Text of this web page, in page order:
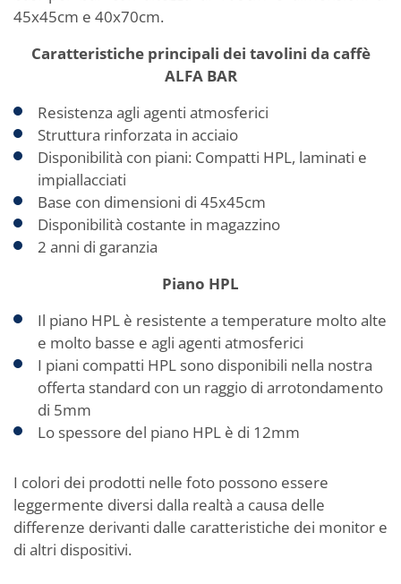
45x45cm e 40x70cm.
Caratteristiche principali dei tavolini da caffè
ALFA BAR
Resistenza agli agenti atmosferici
Struttura rinforzata in acciaio
Disponibilità con piani: Compatti HPL, laminati e
impiallacciati
Base con dimensioni di 45x45cm
Disponibilità costante in magazzino
2 anni di garanzia
Piano HPL
Il piano HPL è resistente a temperature molto alte
e molto basse e agli agenti atmosferici
I piani compatti HPL sono disponibili nella nostra
offerta standard con un raggio di arrotondamento
di 5mm
Lo spessore del piano HPL è di 12mm
I colori dei prodotti nelle foto possono essere
leggermente diversi dalla realtà a causa delle
differenze derivanti dalle caratteristiche dei monitor e
di altri dispositivi.